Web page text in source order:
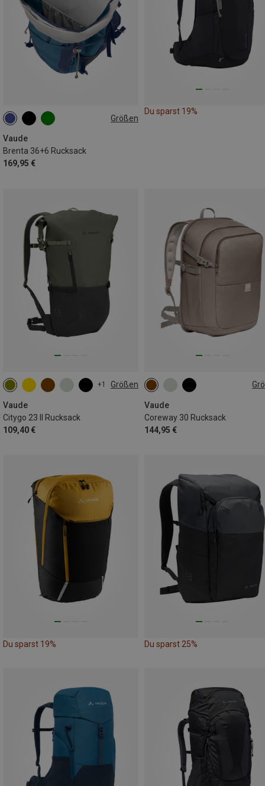
Größen
Vaude
Brenta 36+6 Rucksack
169,95 €
42L
Du sparst 19%
+1 Größen
Vaude
Citygo 23 II Rucksack
109,40 €
23L
Vaude
Coreway 30 Rucksack
144,95 €
30L
Du sparst 19% Du sparst 25%